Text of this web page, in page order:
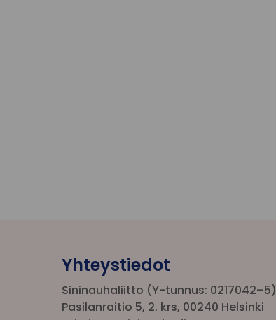
Yhteystiedot
Sininauhaliitto (Y-tunnus: 0217042–5)
Pasilanraitio 5, 2. krs, 00240 Helsinki